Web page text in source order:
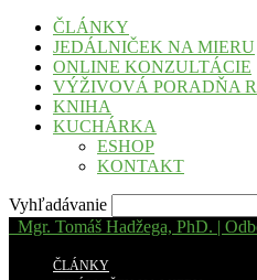
ČLÁNKY
JEDÁLNIČEK NA MIERU
ONLINE KONZULTÁCIE
VÝŽIVOVÁ PORADŇA
KNIHA
KUCHÁRKA
ESHOP
KONTAKT
Vyhľadávanie
Mgr. Tomáš Hadžega, PhD. |
ČLÁNKY